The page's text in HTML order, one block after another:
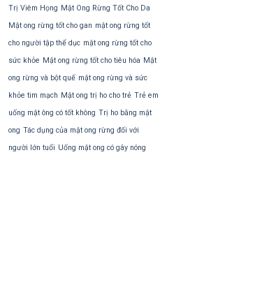
Trị Viêm Họng Mật Ong Rừng Tốt Cho Da
Mật ong rừng tốt cho gan mật ong rừng tốt
cho người tập thể dục mật ong rừng tốt cho
sức khỏe Mật ong rừng tốt cho tiêu hóa Mật
ong rừng và bột quế mật ong rừng và sức
khỏe tim mạch Mật ong trị ho cho trẻ Trẻ em
uống mật ông có tốt không Trị ho bằng mật
ong Tác dụng của mật ong rừng đối với
người lớn tuổi Uống mật ong có gây nóng